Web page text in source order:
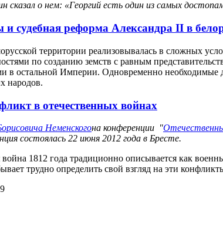
сказал о нем: «Георгий есть один из самых
судебная реформа Александра II в
территории реализовывалась в сложных
по созданию земств с равным
в остальной Империи. Одновременно
народов.
в отечественных войнах
Неменскогона конференции "
состоялась 22 июня 2012 года в Бресте.
война 1812 года традиционно описывается как
трудно определить свой взгляд на эти